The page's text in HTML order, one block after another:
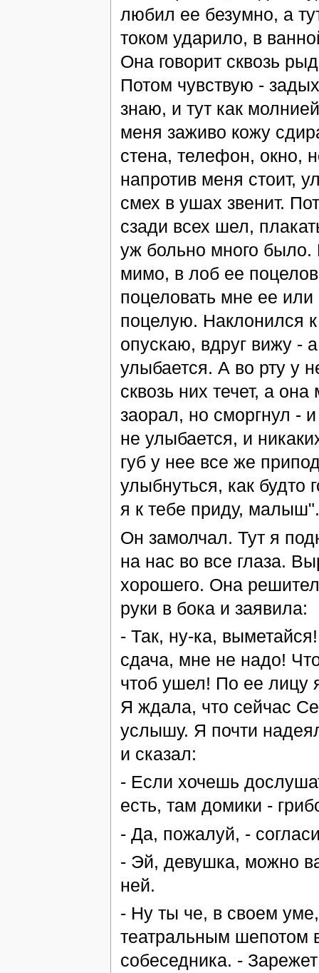
любил ее безумно, а
током ударило, в
Она говорит сквозь
Потом чувствую -
знаю, и тут как
меня заживо кожу
стена, телефон, окно,
напротив меня стоит,
смех в ушах звенит.
сзади всех шел,
уж больно много было.
мимо, в лоб ее
поцеловать мне ее
поцелую. Наклонился
опускаю, вдруг вижу -
улыбается. А во рту у
сквозь них течет, а
заорал, но сморгнул -
не улыбается, и
губ у нее все же
улыбнуться, как будто
я к тебе приду,
Он замолчал. Тут я
на нас во все глаза.
хорошего. Она
руки в бока и заявила:
- Так, ну-ка,
сдача, мне не надо!
чтоб ушел! По ее лицу
Я ждала, что сейчас
услышу. Я почти
и сказал:
- Если хочешь
есть, там домики -
- Да, пожалуй, -
- Эй, девушка, можно
ней.
- Ну ты че, в своем
театральным шепотом
собеседника. -